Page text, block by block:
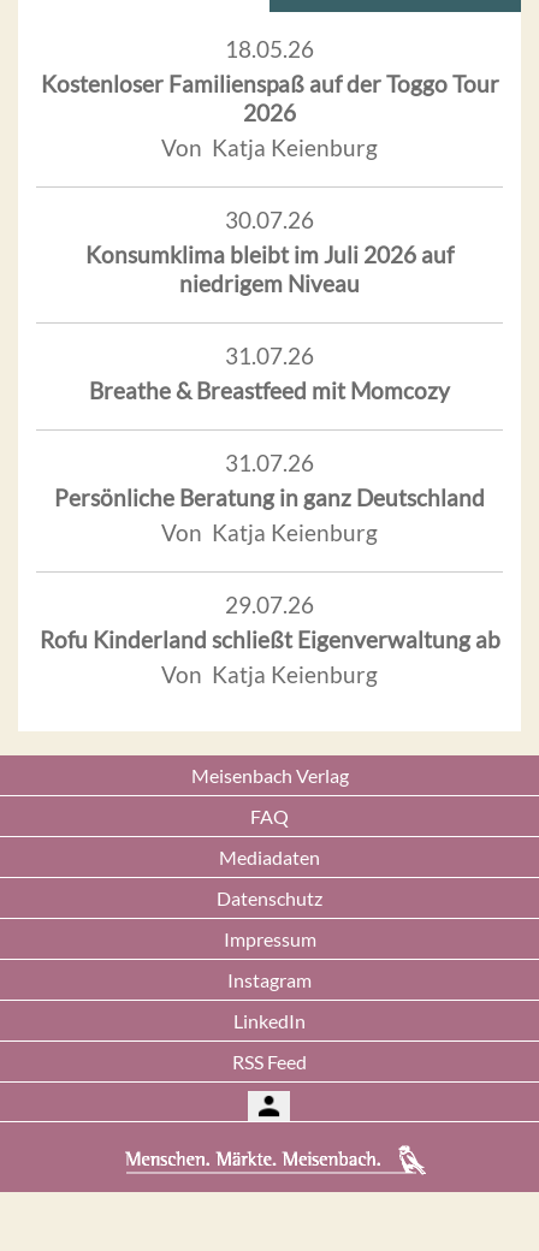
18.05.26
Kostenloser Familienspaß auf der Toggo Tour
2026
Von Katja Keienburg
30.07.26
Konsumklima bleibt im Juli 2026 auf
niedrigem Niveau
31.07.26
Breathe & Breastfeed mit Momcozy
31.07.26
Persönliche Beratung in ganz Deutschland
Von Katja Keienburg
29.07.26
Rofu Kinderland schließt Eigenverwaltung ab
Von Katja Keienburg
Meisenbach Verlag
FAQ
Mediadaten
Datenschutz
Impressum
Instagram
LinkedIn
RSS Feed